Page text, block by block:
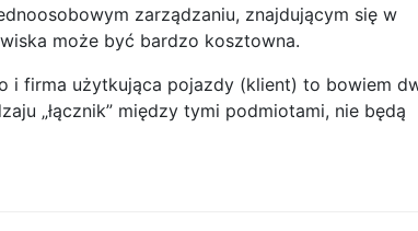
zarządzaniu, znajdującym się w
może być bardzo kosztowna.
i firma użytkująca pojazdy (klient) to bowiem
„łącznik” między tymi podmiotami, nie będą